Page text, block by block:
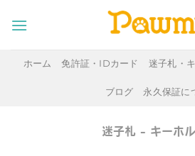
ホーム 免許証・IDカード 迷子札・
ブログ 永久保証に
迷子札 - キーホ